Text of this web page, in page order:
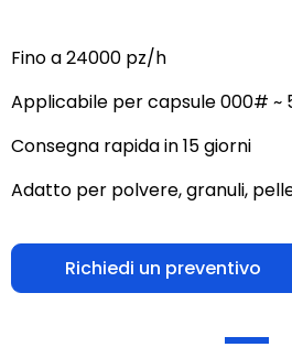
Fino a 24000 pz/h
Applicabile per capsule 000# ~
Consegna rapida in 15 giorni
Adatto per polvere, granuli,
Richiedi un preventivo